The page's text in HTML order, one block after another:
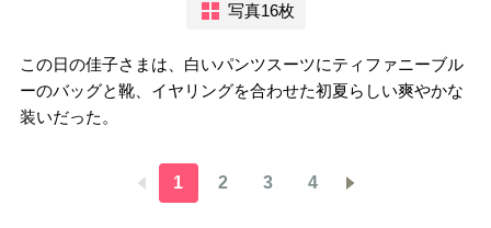
写真16枚
この日の佳子さまは、白いパンツスーツにティファニーブル
ーのバッグと靴、イヤリングを合わせた初夏らしい爽やかな
装いだった。
1 2 3 4